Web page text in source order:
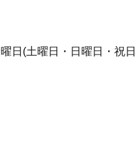
日(土曜日・日曜日・祝日